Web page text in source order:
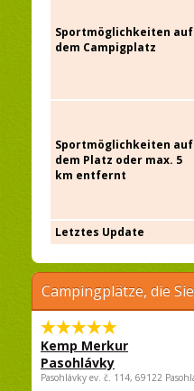
Sportmöglichkeiten auf
dem Campigplatz
Sportmöglichkeiten auf
dem Platz oder max. 5
km entfernt
Letztes Update
Campingplätze, die
Kemp Merkur
Pasohlávky
Pasohlávky ev. č. 114, 69122